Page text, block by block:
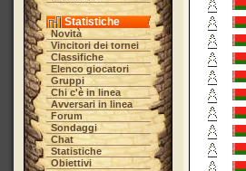
Statistiche
Novità
Vincitori dei tornei
Classifiche
Elenco giocatori
Gruppi
Chi c'è in linea
Avversari in linea
Forum
Sondaggi
Chat
Statistiche
Obiettivi